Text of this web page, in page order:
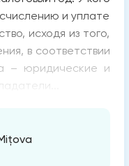
и уплате
исходя из того,
в соответствии
– юридические и